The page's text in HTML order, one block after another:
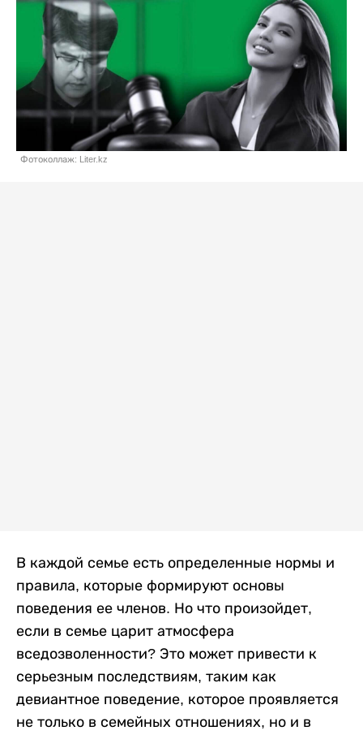
Фотоколлаж: Liter.kz
В каждой семье есть определенные нормы и
правила, которые формируют основы
поведения ее членов. Но что произойдет,
если в семье царит атмосфера
вседозволенности? Это может привести к
серьезным последствиям, таким как
девиантное поведение, которое проявляется
не только в семейных отношениях, но и в